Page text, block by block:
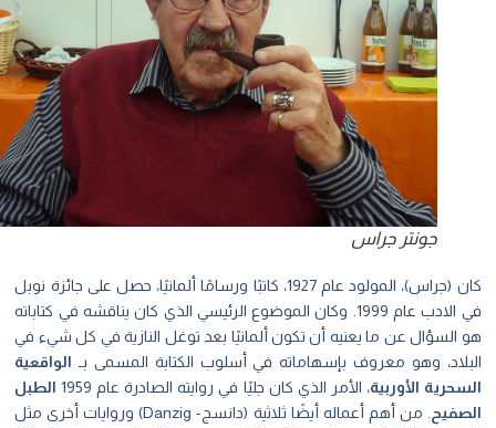
جونتر جراس
كان (جراس)، المولود عام 1927، كاتبًا ورسامًا ألمانيًا، حصل على جائزة نوبل
في الادب عام 1999. وكان الموضوع الرئيسي الذي كان يناقشه في كتاباته
السؤال عن ما يعنيه أن تكون ألمانيًا بعد توغل النازية في كل شيء في
وهو معروف بإسهاماته في أسلوب الكتابة المسمى بـالواقعية
الأوربية، الأمر الذي كان جليًا في روايته الصادرة عام 1959
الطبل
. من أهم أعماله أيضًا ثلاثية (دانسج- Danzig) وروايات أخرى مثل